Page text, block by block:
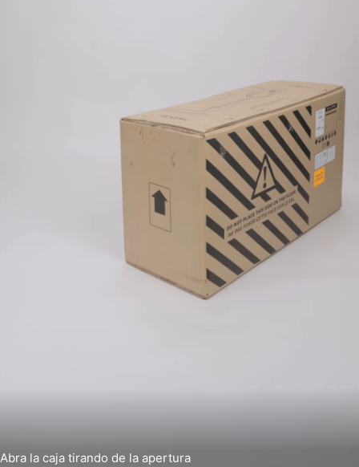
Abra la caja tirando de la apertura